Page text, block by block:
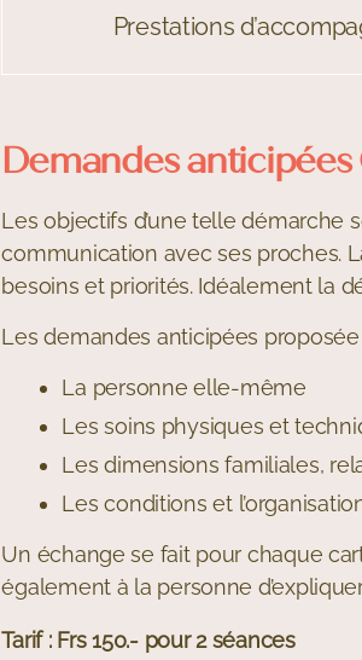
Prestations
Demandes anticipées
Les objectifs d’une telle démarche
communication avec ses proches.
besoins et priorités. Idéalement la
Les demandes anticipées
La personne elle-même
Les soins physiques et
Les dimensions familiales,
Les conditions et
Un échange se fait pour chaque
également à la personne
Tarif : Frs 150.- pour 2 séances